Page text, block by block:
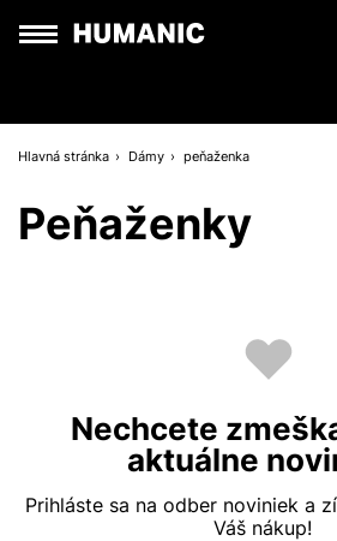
Hlavná stránka Dámy peňaženka
Peňaženky
Nechcete
aktuálne
Prihláste sa na odber noviniek a
Váš nákup!